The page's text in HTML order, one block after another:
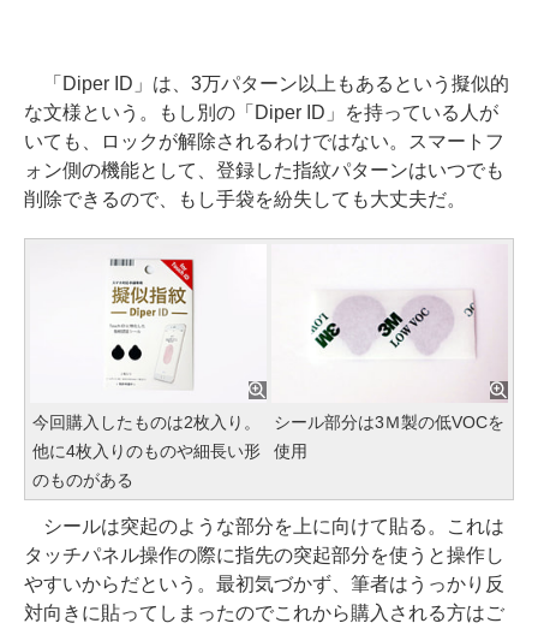
「Diper ID」は、3万パターン以上もあるという擬似的
な文様という。もし別の「Diper ID」を持っている人が
いても、ロックが解除されるわけではない。スマートフ
ォン側の機能として、登録した指紋パターンはいつでも
削除できるので、もし手袋を紛失しても大丈夫だ。
今回購入したものは2枚入り。
他に4枚入りのものや細長い形
のものがある
シール部分は3Ｍ製の低VOCを
使用
シールは突起のような部分を上に向けて貼る。これは
タッチパネル操作の際に指先の突起部分を使うと操作し
やすいからだという。最初気づかず、筆者はうっかり反
対向きに貼ってしまったのでこれから購入される方はご